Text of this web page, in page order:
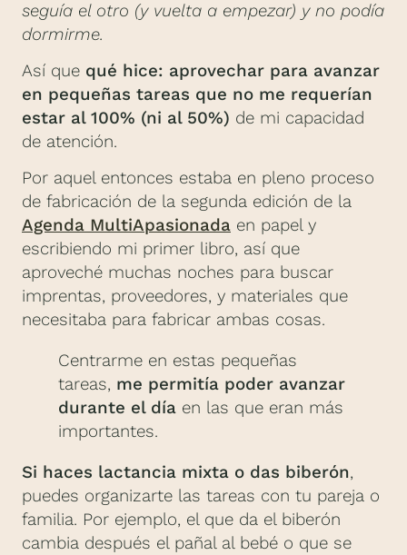
seguía el otro (y vuelta a empezar) y no podía
dormirme.
Así que qué hice: aprovechar para avanzar
en pequeñas tareas que no me requerían
estar al 100% (ni al 50%) de mi capacidad
de atención.
Por aquel entonces estaba en pleno proceso
de fabricación de la segunda edición de la
Agenda MultiApasionada en papel y
escribiendo mi primer libro, así que
aproveché muchas noches para buscar
imprentas, proveedores, y materiales que
necesitaba para fabricar ambas cosas.
Centrarme en estas pequeñas
tareas, me permitía poder avanzar
durante el día en las que eran más
importantes.
Si haces lactancia mixta o das biberón,
puedes organizarte las tareas con tu pareja o
familia. Por ejemplo, el que da el biberón
cambia después el pañal al bebé o que se